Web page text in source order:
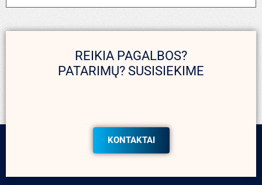
REIKIA PAGALBOS?
PATARIMŲ? SUSISIEKIME
KONTAKTAI